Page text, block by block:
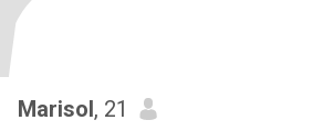
Marisol, 21